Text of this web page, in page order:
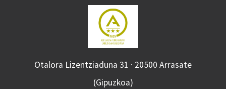
Otalora Lizentziaduna 31 · 20500 Arrasate
(Gipuzkoa)